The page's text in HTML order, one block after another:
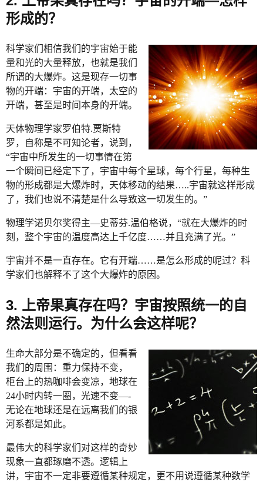
形成的？
科学家们相信我们的宇宙始于能
量和光的大量释放，也就是我们
所谓的大爆炸。这是现存一切事
物的开端：宇宙的开端，太空的
开端，甚至是时间本身的开端。
天体物理学家罗伯特.贾斯特
罗，自称是不可知论者，说到，
“宇宙中所发生的一切事情在第
一个瞬间已经定下了，宇宙中每个星球，每个行星，每种生
物的形成都是大爆炸时，天体移动的结果…..宇宙就这样形成
了，我们也说不清楚是什么导致这一切发生的。”
物理学诺贝尔奖得主—史蒂芬.温伯格说，“就在大爆炸的时
刻，整个宇宙的温度高达上千亿度……并且充满了光。”
宇宙并不是一直存在。它有开端……是怎么形成的呢过？科
学家们也解释不了这个大爆炸的原因。
3. 上帝果真存在吗？宇宙按照统一的自
然法则运行。为什么会这样呢？
生命大部分是不确定的，但看看
我们的周围：重力保持不变，
柜台上的热咖啡会变凉，地球在
24小时内转一圈，光速不变—-
无论在地球还是在远离我们的银
河系都是如此。
最伟大的科学家们对这样的奇妙
现象一直都琢磨不透。逻辑上
讲，宇宙不一定非要遵循某种规定，更不用说遵循某种数学